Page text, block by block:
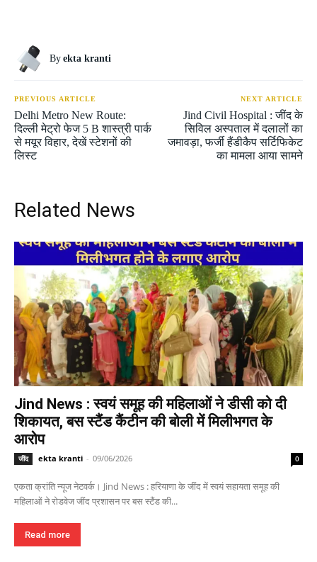
By ekta kranti
PREVIOUS ARTICLE
Delhi Metro New Route:
दिल्ली मेट्रो फेज 5 B शास्त्री पार्क
से मयूर विहार, देखें स्टेशनों की
लिस्ट
NEXT ARTICLE
Jind Civil Hospital : जींद के
सिविल अस्पताल में दलालों का
जमावड़ा, फर्जी हैंडीकैप सर्टिफिकेट
का मामला आया सामने
Related News
Jind News : स्वयं समूह की महिलाओं ने डीसी को दी
शिकायत, बस स्टैंड कैंटीन की बोली में मिलीभगत के
आरोप
जींद ekta kranti - 09/06/2026 0
एकता क्रांति न्यूज नेटवर्क। Jind News : हरियाणा के जींद में स्वयं सहायता समूह की
महिलाओं ने रोडवेज जींद प्रशासन पर बस स्टैंड की...
Read more